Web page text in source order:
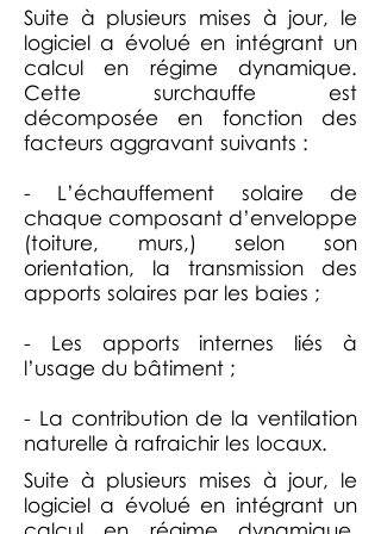
Suite à plusieurs mises à jour, le
logiciel a évolué en intégrant un
calcul en régime dynamique.
Cette surchauffe est
décomposée en fonction des
facteurs aggravant suivants :
- L’échauffement solaire de
chaque composant d’enveloppe
(toiture, murs,) selon son
orientation, la transmission des
apports solaires par les baies ;
- Les apports internes liés à
l’usage du bâtiment ;
- La contribution de la ventilation
naturelle à rafraichir les locaux.
Suite à plusieurs mises à jour, le
logiciel a évolué en intégrant un